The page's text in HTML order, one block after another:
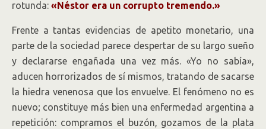
rotunda: «Néstor era un corrupto tremendo.»
Frente a tantas evidencias de apetito monetario, una
parte de la sociedad parece despertar de su largo sueño
y declararse engañada una vez más. «Yo no sabía»,
aducen horrorizados de sí mismos, tratando de sacarse
la hiedra venenosa que los envuelve. El fenómeno no es
nuevo; constituye más bien una enfermedad argentina a
repetición: compramos el buzón, gozamos de la plata